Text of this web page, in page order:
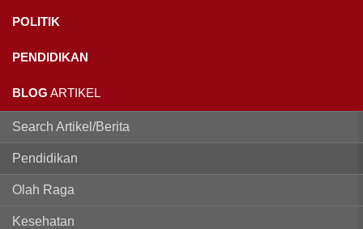
POLITIK
PENDIDIKAN
BLOG ARTIKEL
Search Artikel/Berita
Pendidikan
Olah Raga
Kesehatan